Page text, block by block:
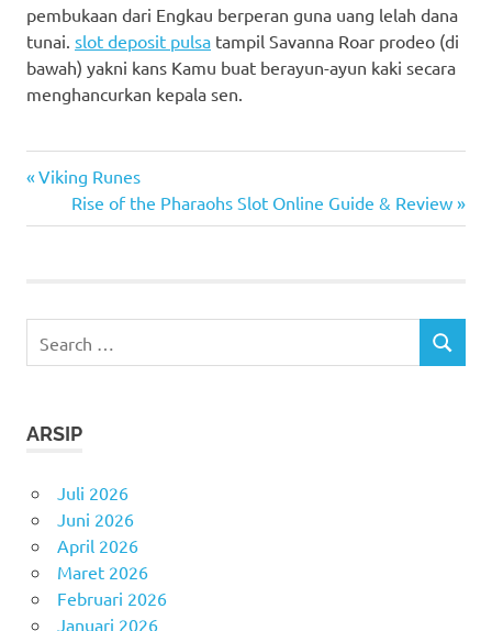
pembukaan dari Engkau berperan guna uang lelah dana
tunai. slot deposit pulsa tampil Savanna Roar prodeo (di
bawah) yakni kans Kamu buat berayun-ayun kaki secara
menghancurkan kepala sen.
menang
Navigasi
pos
Previous
Post:
Viking Runes
Next
Post:
Rise of the Pharaohs Slot Online Guide & Review
for:
SEARCH
ARSIP
Juli 2026
Juni 2026
April 2026
Maret 2026
Februari 2026
Januari 2026